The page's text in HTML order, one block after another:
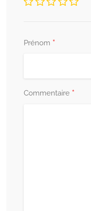
Prénom *
Commentaire *